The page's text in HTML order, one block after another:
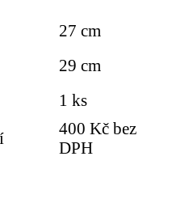
27 cm
29 cm
1 ks
400 Kč bez
DPH